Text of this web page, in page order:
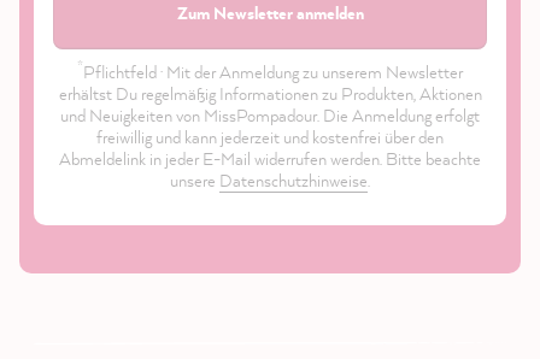
Zum Newsletter anmelden
*Pflichtfeld · Mit der Anmeldung zu unserem Newsletter
erhältst Du regelmäßig Informationen zu Produkten, Aktionen
und Neuigkeiten von MissPompadour. Die Anmeldung erfolgt
freiwillig und kann jederzeit und kostenfrei über den
Abmeldelink in jeder E-Mail widerrufen werden. Bitte beachte
unsere Datenschutzhinweise.